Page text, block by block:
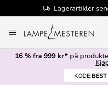
Lagerartikler
til
innhold
16 % fra 999 kr* på
KODE:BEST